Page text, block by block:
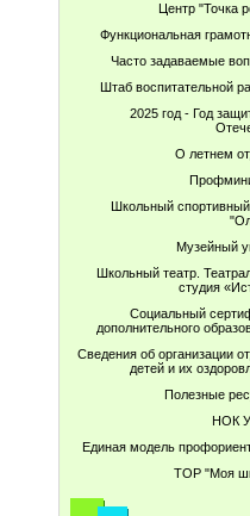
Центр "Точка
Функциональная
Часто задаваемые
Штаб воспитательной
2025 год - Год
О летнем
Школьный
Музейный
Школьный театр.
студия
Социальный
дополнительного
Сведения об организации
детей и их
Полезные
НОК
Единая модель
ТОР "Моя